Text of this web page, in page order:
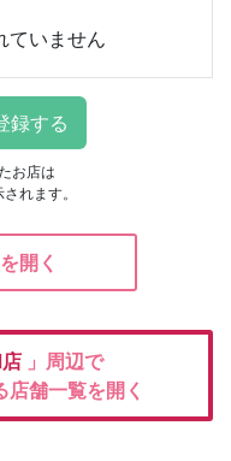
ていません
お店は
れます。
開く
」周辺で
舗一覧を開く